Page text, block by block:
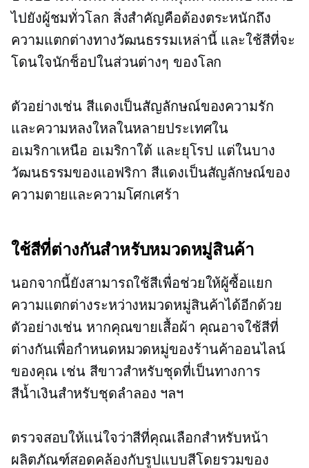
ไปยังผู้ชมทั่วโลก สิ่งสำคัญคือต้องตระหนักถึง
ความแตกต่างทางวัฒนธรรมเหล่านี้ และใช้สีที่จะ
โดนใจนักช็อปในส่วนต่างๆ ของโลก
ตัวอย่างเช่น สีแดงเป็นสัญลักษณ์ของความรัก
และความหลงใหลในหลายประเทศใน
อเมริกาเหนือ อเมริกาใต้ และยุโรป แต่ในบาง
วัฒนธรรมของแอฟริกา สีแดงเป็นสัญลักษณ์ของ
ความตายและความโศกเศร้า
ใช้สีที่ต่างกันสำหรับหมวดหมู่สินค้า
นอกจากนี้ยังสามารถใช้สีเพื่อช่วยให้ผู้ซื้อแยก
ความแตกต่างระหว่างหมวดหมู่สินค้าได้อีกด้วย
ตัวอย่างเช่น หากคุณขายเสื้อผ้า คุณอาจใช้สีที่
ต่างกันเพื่อกำหนดหมวดหมู่ของร้านค้าออนไลน์
ของคุณ เช่น สีขาวสำหรับชุดที่เป็นทางการ
สีน้ำเงินสำหรับชุดลำลอง ฯลฯ
ตรวจสอบให้แน่ใจว่าสีที่คุณเลือกสำหรับหน้า
ผลิตภัณฑ์สอดคล้องกับรูปแบบสีโดยรวมของ